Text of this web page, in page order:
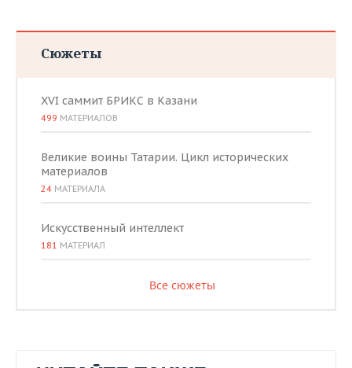
Сюжеты
XVI саммит БРИКС в Казани
499 МАТЕРИАЛОВ
Великие воины Татарии. Цикл исторических
материалов
24 МАТЕРИАЛА
Искусственный интеллект
181 МАТЕРИАЛ
Все сюжеты